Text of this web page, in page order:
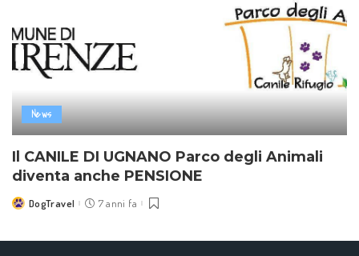
News
Il CANILE DI UGNANO Parco degli Animali
diventa anche PENSIONE
PostedDogTravel 7 anni fa